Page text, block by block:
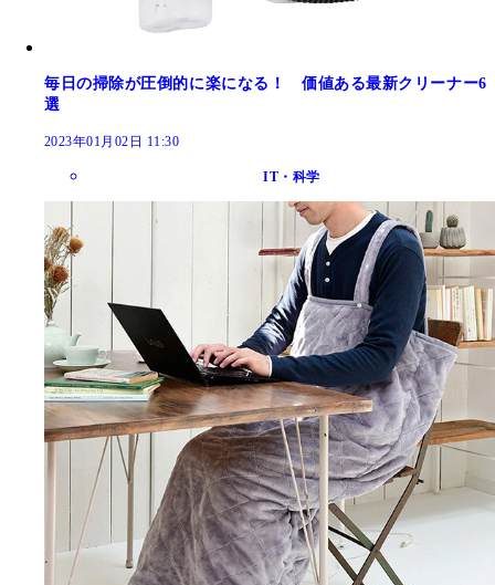
毎日の掃除が圧倒的に楽になる！ 価値ある最新クリーナー6
選
2023年01月02日 11:30
IT・科学